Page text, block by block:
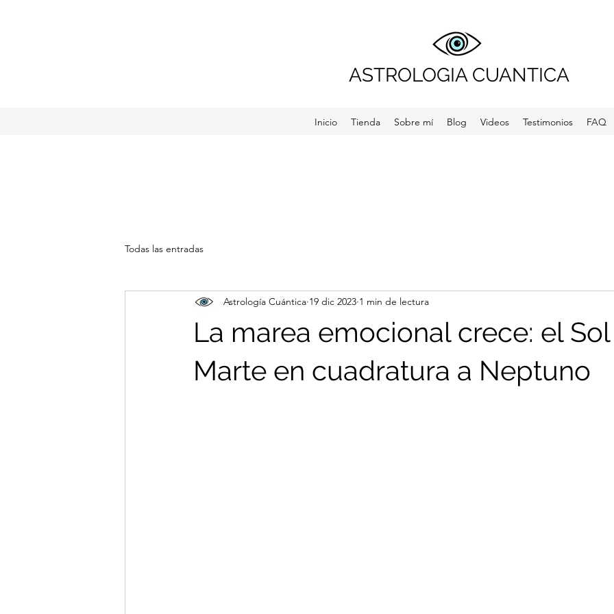
ASTROLOGIA CUANTICA
Inicio Tienda Sobre mí Blog Videos Testimonios FAQ
Todas las entradas
La marea emocional crece: el
Marte en cuadratura a Neptuno
Astrología Cuántica 19 dic 2023 1 min de lectura